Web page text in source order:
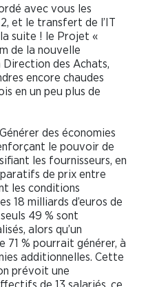
avec vous les
et le transfert de l’IT
suite ! le Projet «
de la nouvelle
des Achats,
encore chaudes
en un peu plus de
des économies
le pouvoir de
les fournisseurs, en
de prix entre
les conditions
18 milliards d’euros de
49 % sont
alors qu’un
% pourrait générer, à
additionnelles. Cette
prévoit une
de 13 salariés, ce